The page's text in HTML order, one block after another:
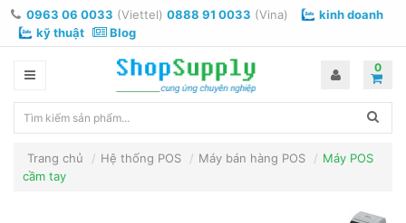
0963 06 0033 (Viettel) 0888 91 0033 (Vina)
kinh doanh
kỹ thuật
Blog
0
Trang chủ Hệ thống POS Máy bán hàng POS
Máy POS
cầm tay